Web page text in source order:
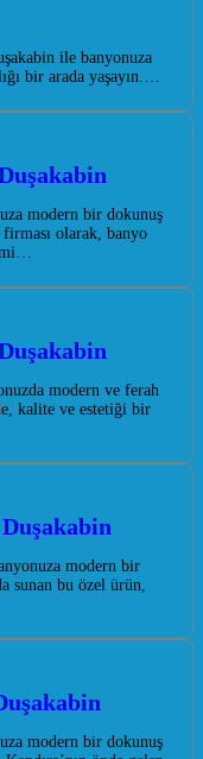
ile banyonuza
bir arada yaşayın.…
modern bir dokunuş
firması olarak, banyo
modern ve ferah
kalite ve estetiği bir
modern bir
sunan bu özel ürün,
modern bir dokunuş